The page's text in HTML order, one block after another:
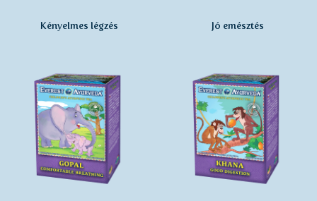
Kényelmes légzés Jó emésztés